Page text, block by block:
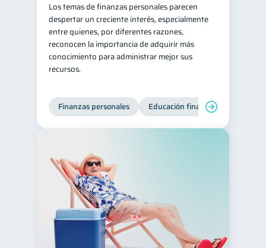
Los temas de finanzas personales parecen
despertar un creciente interés, especialmente
entre quienes, por diferentes razones,
reconocen la importancia de adquirir más
conocimiento para administrar mejor sus
recursos.
Finanzas personales Educación financiera